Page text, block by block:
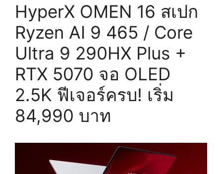
HyperX OMEN 16 สเปก
Ryzen AI 9 465 / Core
Ultra 9 290HX Plus +
RTX 5070 จอ OLED
2.5K ฟีเจอร์ครบ! เริ่ม
84,990 บาท